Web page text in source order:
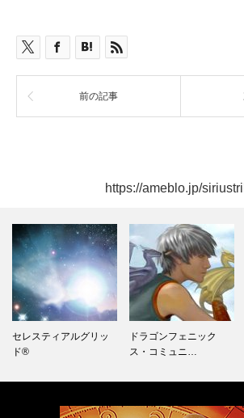
前の記事
https://ameblo.jp/
セレスティアルグリッ
ド®
ドラゴンフェニック
ス・コミュニ…